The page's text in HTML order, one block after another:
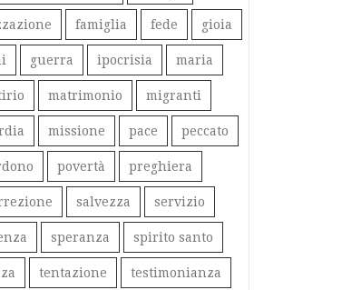
famiglia fede gioia
guerra ipocrisia maria
matrimonio migranti
missione pace peccato
povertà preghiera
salvezza servizio
speranza spirito santo
tentazione testimonianza